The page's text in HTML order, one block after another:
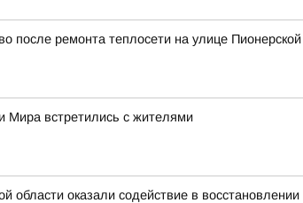
после ремонта теплосети на улице Пионерской
встретились с жителями
области оказали содействие в